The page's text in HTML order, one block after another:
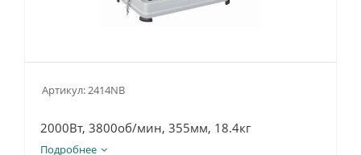
Артикул:2414NB
2000Вт, 3800об/мин, 355мм, 18.4кг
Подробнее